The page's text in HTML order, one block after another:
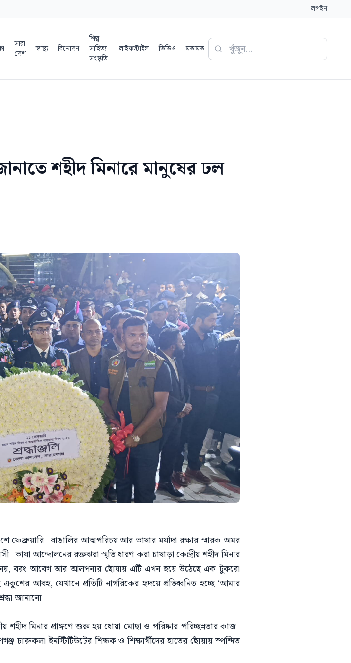
লগইন
সারা
দেশ
স্বাস্থ্য বিনোদন
শিল্প-
সাহিত্য-
সংস্কৃতি
লাইফস্টাইল ভিডিও মতামত
শহীদ মিনারে মানুষের ঢল
বাঙালির আত্মপরিচয় আর ভাষার মর্যাদা রক্ষার স্মারক অমর
আন্দোলনের রক্তঝরা স্মৃতি ধারণ করা চাষাড়া কেন্দ্রীয় শহীদ মিনার
নয়, বরং আবেগ আর আলপনার ছোঁয়ায় এটি এখন হয়ে উঠেছে এক টুকরো
একুশের আবহ, যেখানে প্রতিটি নাগরিকের হৃদয়ে প্রতিধ্বনিত হচ্ছে ‘আমার
জানানো।
মিনার প্রাঙ্গণে শুরু হয় ধোয়া-মোছা ও পরিষ্কার-পরিচ্ছন্নতার কাজ।
ইনস্টিটিউটের শিক্ষক ও শিক্ষার্থীদের হাতের ছোঁয়ায় স্পন্দিত